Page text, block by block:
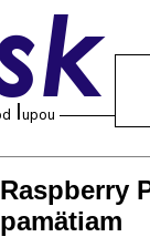
Raspberry
pamätiam